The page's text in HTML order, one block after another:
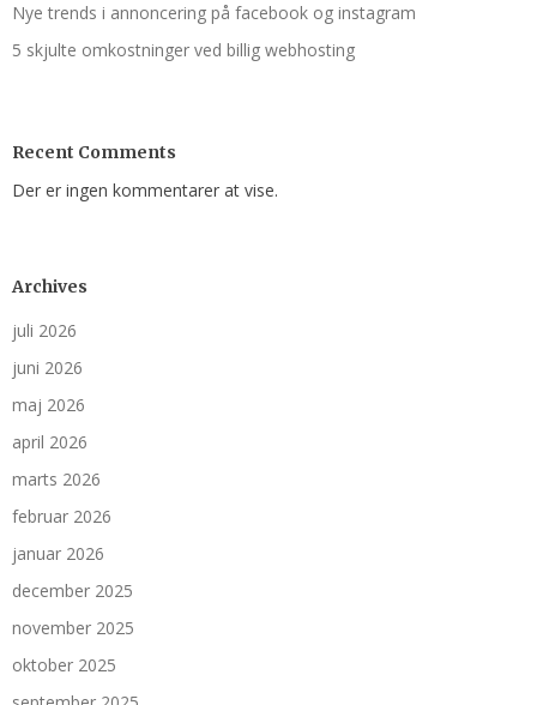
Nye trends i annoncering på facebook og instagram
5 skjulte omkostninger ved billig webhosting
Recent Comments
Der er ingen kommentarer at vise.
Archives
juli 2026
juni 2026
maj 2026
april 2026
marts 2026
februar 2026
januar 2026
december 2025
november 2025
oktober 2025